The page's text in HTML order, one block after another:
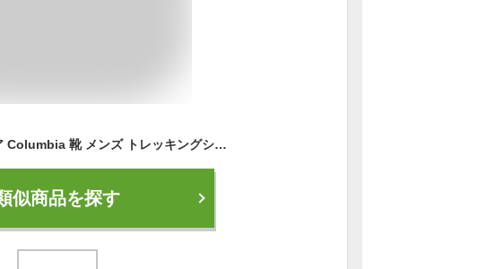
【あす楽】コロンビア Columbia 靴 メンズ トレッキングシューズ YM7462 セイバー4 ロウ アウトドライ 防水透湿 ハイキング ローカット Saber IV Low OutDry
似商品を探す